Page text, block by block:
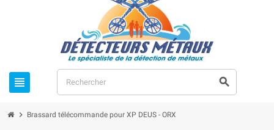
view_headline search
chevron_right Brassard télécommande pour XP DEUS - ORX